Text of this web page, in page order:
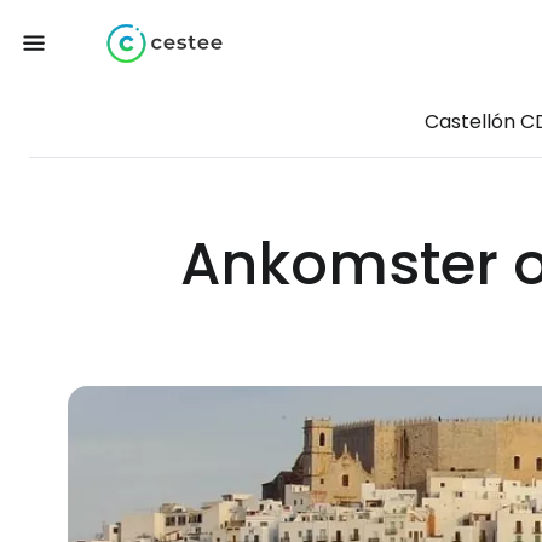
Castellón
Ankomster